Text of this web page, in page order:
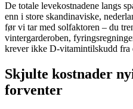
De totale levekostnadene langs
enn i store skandinaviske,
før vi tar med solfaktoren – du
vintergarderoben,
krever ikke D-vitamintilskudd fra
Skjulte kostnader
forventer